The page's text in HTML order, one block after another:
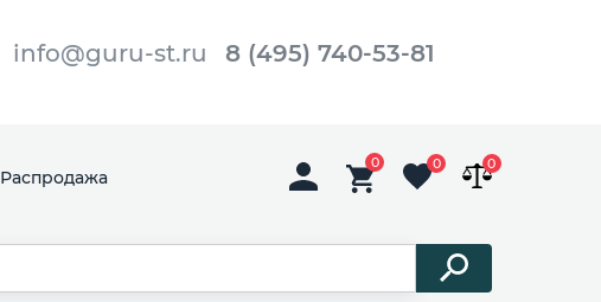
info@guru-st.ru 8 (495) 740-53-81
Распродажа
0 0 0